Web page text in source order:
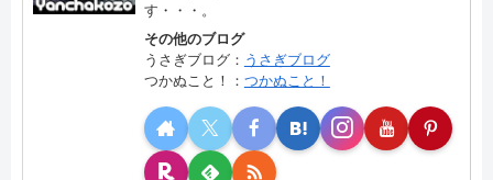
す・・・。
その他のブログ
うさぎブログ： うさぎブログ
つかぬこと！： つかぬこと！